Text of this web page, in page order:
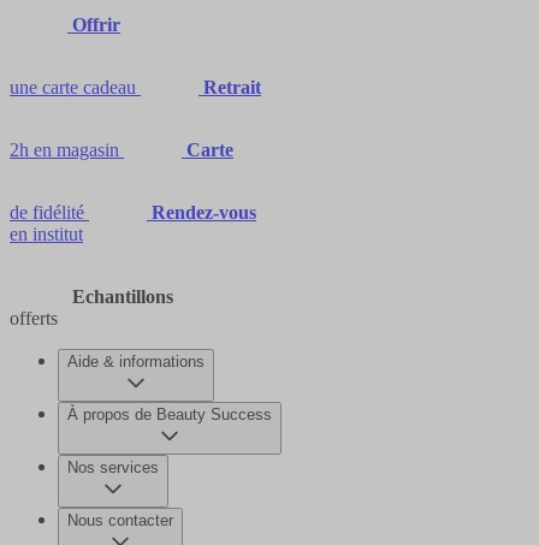
Offrir
une carte cadeau Retrait
2h en magasin Carte
de fidélité
Rendez-vous
en institut
Echantillons
offerts
Aide & informations
À propos de Beauty Success
Nos services
Nous contacter